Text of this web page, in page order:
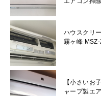
ハウスクリ
霧ヶ峰
【小さいお
ャープ製エ